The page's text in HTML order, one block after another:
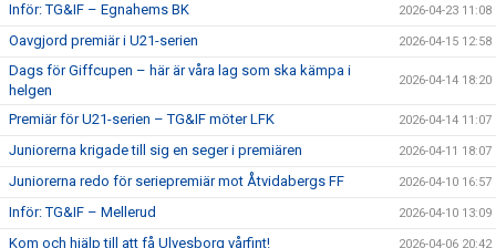
Inför: TG&IF – Egnahems BK 2026-04-23 11:08
Oavgjord premiär i U21-serien 2026-04-15 12:58
Dags för Giffcupen – här är våra lag som ska kämpa i
helgen
2026-04-14 18:20
Premiär för U21-serien – TG&IF möter LFK 2026-04-14 11:07
Juniorerna krigade till sig en seger i premiären 2026-04-11 18:07
Juniorerna redo för seriepremiär mot Åtvidabergs FF 2026-04-10 16:57
Inför: TG&IF – Mellerud 2026-04-10 13:09
Kom och hjälp till att få Ulvesborg vårfint! 2026-04-06 20:42